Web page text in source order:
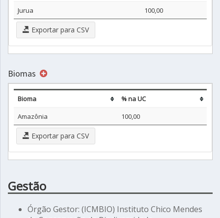
Jurua
100,00
Exportar para CSV
Biomas
Bioma
% na UC
Amazônia
100,00
Exportar para CSV
Gestão
Órgão Gestor: (ICMBIO) Instituto Chico Mendes